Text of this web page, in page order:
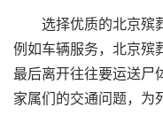
选择优质的北京殡葬
例如车辆服务，北京殡
最后离开往往要运送尸
家属们的交通问题，为